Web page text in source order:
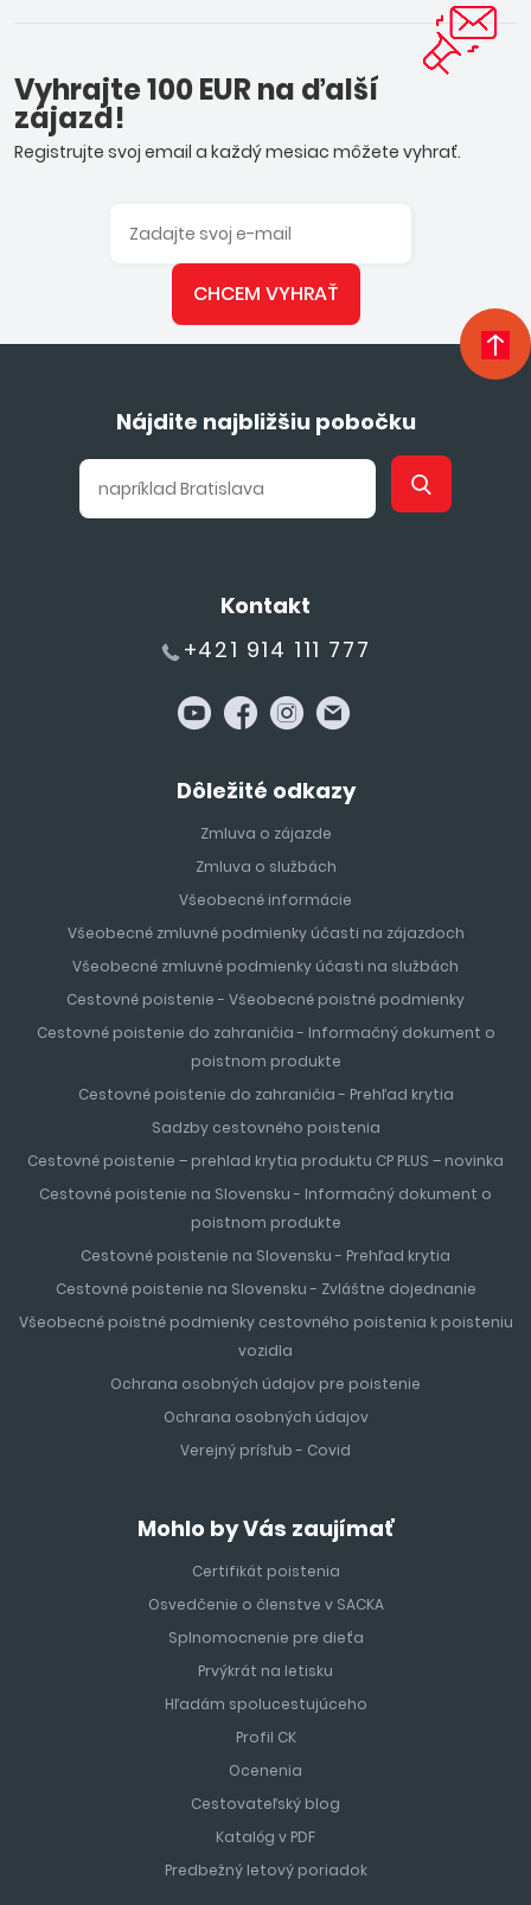
Vyhrajte 100 EUR na ďalší
zájazd!
Registrujte svoj email a každý mesiac môžete vyhrať.
CHCEM VYHRAŤ
Nájdite najbližšiu pobočku
Kontakt
+421 914 111 777
Dôležité odkazy
Zmluva o zájazde
Zmluva o službách
Všeobecné informácie
Všeobecné zmluvné podmienky účasti na zájazdoch
Všeobecné zmluvné podmienky účasti na službách
Cestovné poistenie - Všeobecné poistné podmienky
Cestovné poistenie do zahraničia - Informačný dokument o
poistnom produkte
Cestovné poistenie do zahraničia - Prehľad krytia
Sadzby cestovného poistenia
Cestovné poistenie – prehlad krytia produktu CP PLUS – novinka
Cestovné poistenie na Slovensku - Informačný dokument o
poistnom produkte
Cestovné poistenie na Slovensku - Prehľad krytia
Cestovné poistenie na Slovensku - Zvláštne dojednanie
Všeobecné poistné podmienky cestovného poistenia k poisteniu
vozidla
Ochrana osobných údajov pre poistenie
Ochrana osobných údajov
Verejný prísľub - Covid
Mohlo by Vás zaujímať
Certifikát poistenia
Osvedčenie o členstve v SACKA
Splnomocnenie pre dieťa
Prvýkrát na letisku
Hľadám spolucestujúceho
Profil CK
Ocenenia
Cestovateľský blog
Katalóg v PDF
Predbežný letový poriadok